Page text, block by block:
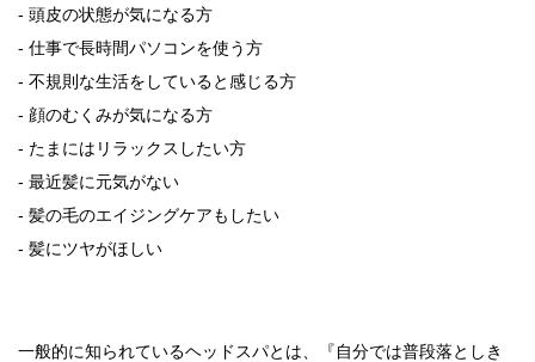
- 頭皮の状態が気になる方
- 仕事で長時間パソコンを使う方
- 不規則な生活をしていると感じる方
- 顔のむくみが気になる方
- たまにはリラックスしたい方
- 最近髪に元気がない
- 髪の毛のエイジングケアもしたい
- 髪にツヤがほしい
一般的に知られているヘッドスパとは、『自分では普段落としき